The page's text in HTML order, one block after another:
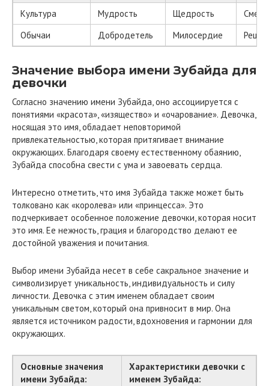
Культура Мудрость Щедрость
Обычаи
Добродетель Милосердие
Значение выбора имени Зубайда для
девочки
Согласно значению имени Зубайда, оно ассоциируется с
понятиями «красота», «изящество» и «очарование». Девочка,
носящая это имя, обладает неповторимой
привлекательностью, которая притягивает внимание
окружающих. Благодаря своему естественному обаянию,
Зубайда способна свести с ума и завоевать сердца.
Интересно отметить, что имя Зубайда также может быть
толковано как «королева» или «принцесса». Это
подчеркивает особенное положение девочки, которая носит
это имя. Ее нежность, грация и благородство делают ее
достойной уважения и почитания.
Выбор имени Зубайда несет в себе сакральное значение и
символизирует уникальность, индивидуальность и силу
личности. Девочка с этим именем обладает своим
уникальным светом, который она привносит в мир. Она
является источником радости, вдохновения и гармонии для
окружающих.
Основные значения
имени Зубайда:
Характеристики девочки с
именем Зубайда: